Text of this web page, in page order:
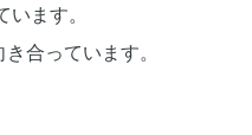
ます。
合っています。